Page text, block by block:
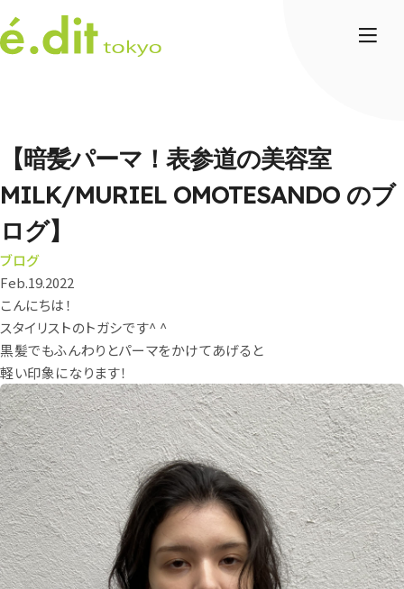
【暗髪パーマ！表参道の美容室
MILK/MURIEL OMOTESANDO のブ
ログ】
ブログ
Feb.19.2022
こんにちは！
スタイリストのトガシです^ ^
黒髪でもふんわりとパーマをかけてあげると
軽い印象になります！